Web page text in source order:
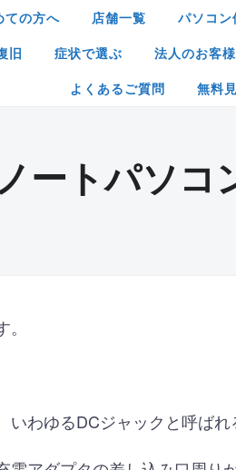
ての方へ 店舗一覧 パソコン
旧
症状で選ぶ 法人のお客様
よくあるご質問
無料
ートパソ
わゆるDCジャックと呼ばれ